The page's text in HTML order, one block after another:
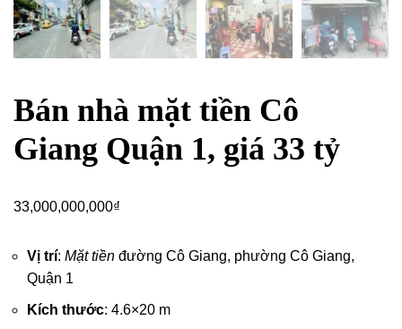
Bán nhà mặt tiền Cô
Giang Quận 1, giá 33 tỷ
33,000,000,000₫
Vị trí: Mặt tiền đường Cô Giang, phường Cô Giang,
Quận 1
Kích thước: 4.6×20 m